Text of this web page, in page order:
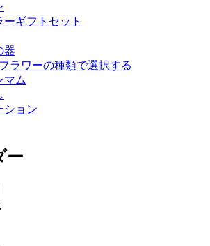
ーギフトセット
器
ラワーの種類で選択する
マム
ション
ー